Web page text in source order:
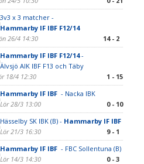
3v3 x 3 matcher -
Hammarby IF IBF F12/14
26/4 14:30
14 - 2
Hammarby IF IBF F12/14-
Älvsjö AIK IBF F13 och Täby
18/4 12:30
1 - 15
Hammarby IF IBF - Nacka IBK
Lör 28/3 13:00
0 - 10
Hässelby SK IBK (B) - Hammarby IF IBF
Lör 21/3 16:30
9 - 1
Hammarby IF IBF - FBC Sollentuna (B)
Lör 14/3 14:30
0 - 3